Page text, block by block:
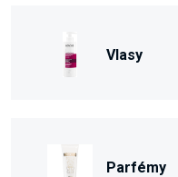
Vlasy
Parfémy